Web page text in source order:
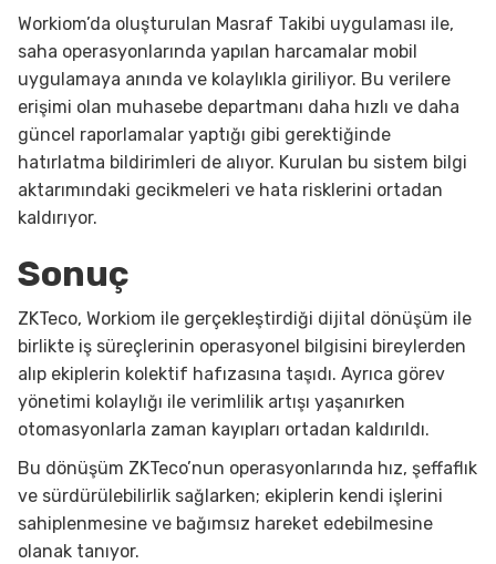
Workiom’da oluşturulan Masraf Takibi uygulaması ile,
saha operasyonlarında yapılan harcamalar mobil
uygulamaya anında ve kolaylıkla giriliyor. Bu verilere
erişimi olan muhasebe departmanı daha hızlı ve daha
güncel raporlamalar yaptığı gibi gerektiğinde
hatırlatma bildirimleri de alıyor. Kurulan bu sistem bilgi
aktarımındaki gecikmeleri ve hata risklerini ortadan
kaldırıyor.
Sonuç
ZKTeco, Workiom ile gerçekleştirdiği dijital dönüşüm ile
birlikte iş süreçlerinin operasyonel bilgisini bireylerden
alıp ekiplerin kolektif hafızasına taşıdı. Ayrıca görev
yönetimi kolaylığı ile verimlilik artışı yaşanırken
otomasyonlarla zaman kayıpları ortadan kaldırıldı.
Bu dönüşüm ZKTeco’nun operasyonlarında hız, şeffaflık
ve sürdürülebilirlik sağlarken; ekiplerin kendi işlerini
sahiplenmesine ve bağımsız hareket edebilmesine
olanak tanıyor.